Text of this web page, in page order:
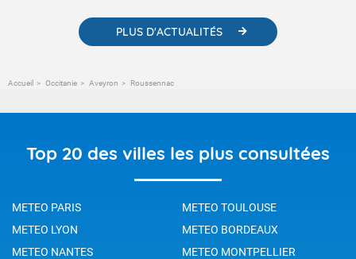
PLUS D'ACTUALITÉS
Accueil Occitanie Aveyron Roussennac
Top 20 des villes les plus consultées
METEO PARIS
METEO TOULOUSE
METEO LYON
METEO BORDEAUX
METEO NANTES
METEO MONTPELLIER